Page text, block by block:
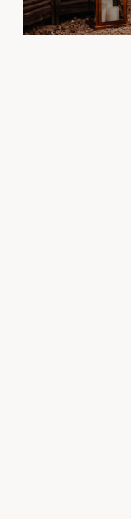
Partenariats